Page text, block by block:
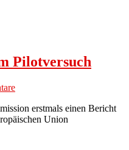
Pilotversuch
erstmals einen Bericht
Union